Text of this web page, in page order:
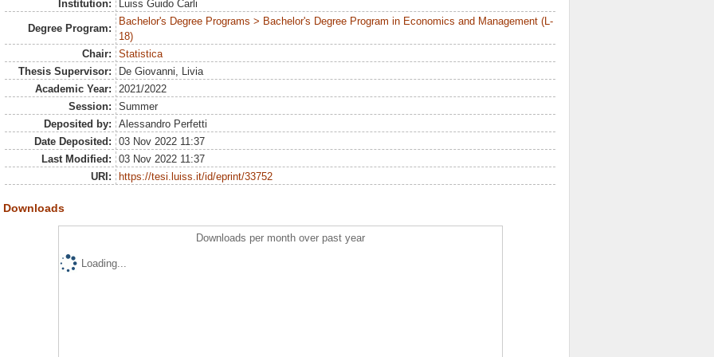
Institution: Luiss Guido Carli
Degree Program:
Bachelor's Degree Programs > Bachelor's Degree Program in Economics and Management (L-
18)
Chair:
Statistica
Thesis Supervisor:
De Giovanni, Livia
Academic Year:
2021/2022
Session:
Summer
Deposited by:
Alessandro Perfetti
Date Deposited:
03 Nov 2022 11:37
Last Modified:
03 Nov 2022 11:37
URI:
https://tesi.luiss.it/id/eprint/33752
Downloads
Downloads per month over past year
Loading...